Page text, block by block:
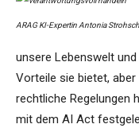
ARAG KI-Expertin Antonia
unsere Lebenswelt
Vorteile sie bietet,
rechtliche Regelungen
mit dem AI Act